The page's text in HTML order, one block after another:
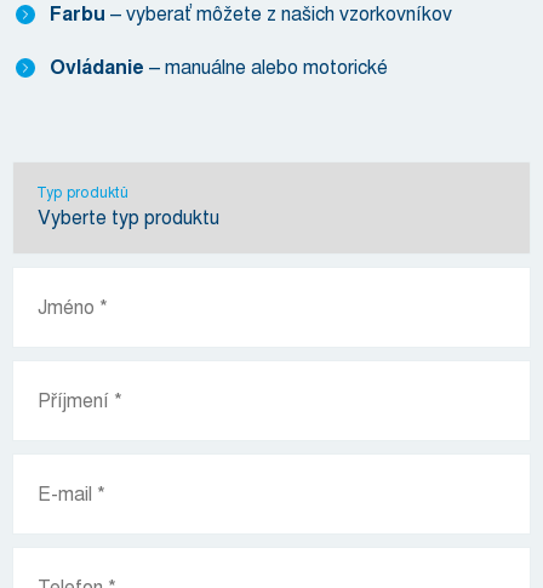
Farbu – vyberať môžete z našich vzorkovníkov
Ovládanie – manuálne alebo motorické
Typ produktů